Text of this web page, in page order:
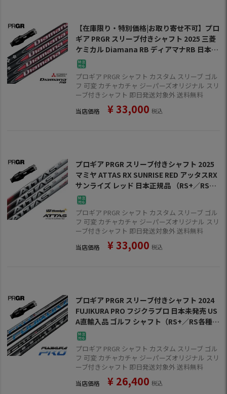
【在庫限り・特別価格|お取り寄せ不可】プロ
ギア PRGR スリーブ付きシャフト 2025 三菱
ケミカル Diamana RB ディアマナRB 日本正
規品 （RS+／RS各種／RSF各種 ） ゴルフ シ
ャフト
プロギア PRGR シャフト カスタム スリーブ ゴル
フ 可変 カチャカチャ ジーパーズオリジナル スリ
ーブ付きシャフト 即日発送対象外 送料無料
当店価格 ¥33,000 税込
プロギア PRGR スリーブ付きシャフト 2025
マミヤ ATTAS RX SUNRISE RED アッタスRX
サンライズ レッド 日本正規品 （RS+／RS各
種／RSF各種 ） ゴルフ シャフト
プロギア PRGR シャフト カスタム スリーブ ゴル
フ 可変 カチャカチャ ジーパーズオリジナル スリ
ーブ付きシャフト 即日発送対象外 送料無料
当店価格 ¥33,000 税込
プロギア PRGR スリーブ付きシャフト 2024
FUJIKURA PRO フジクラプロ 日本未発売 US
A直輸入品 ゴルフ シャフト（RS+／RS各種／
RSF各種）
プロギア PRGR シャフト カスタム スリーブ ゴル
フ 可変 カチャカチャ ジーパーズオリジナル スリ
ーブ付きシャフト 即日発送対象外 送料無料
当店価格 ¥ 26,400 税込